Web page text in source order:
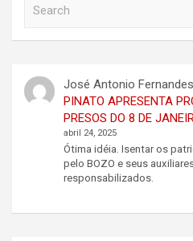
h
José Antonio Fernandes
PINATO APRESENTA
PRESOS DO 8 DE
abril 24, 2025
Ótima idéia. Isentar os
pelo BOZO e seus
responsabilizados.